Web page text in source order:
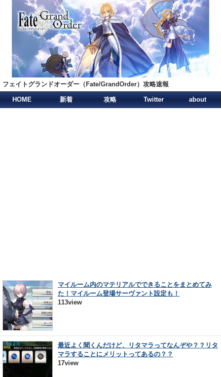
フェイトグランドオーダー（Fate/GrandOrder）攻略速報
HOME 新着 攻略 Twitter about
マイルーム内のマテリアルでできることをまとめてみ
た！マイルーム登場サーヴァント設定も！
113view
最近よく聞くんだけど、リタマラってなんぞや？？リタ
マラすることにメリットってあるの？？
17view